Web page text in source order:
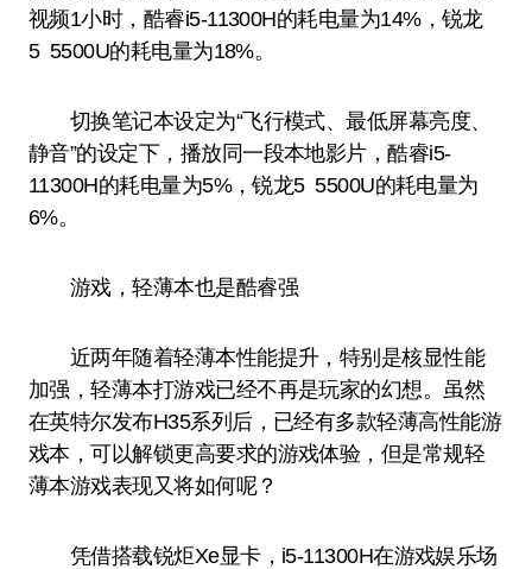
视频1小时，酷睿i5-11300H的耗电量为14%，锐龙
5 5500U的耗电量为18%。
切换笔记本设定为“飞行模式、最低屏幕亮度、
静音”的设定下，播放同一段本地影片，酷睿i5-
11300H的耗电量为5%，锐龙5 5500U的耗电量为
6%。
游戏，轻薄本也是酷睿强
近两年随着轻薄本性能提升，特别是核显性能
加强，轻薄本打游戏已经不再是玩家的幻想。虽然
在英特尔发布H35系列后，已经有多款轻薄高性能游
戏本，可以解锁更高要求的游戏体验，但是常规轻
薄本游戏表现又将如何呢？
凭借搭载锐炬Xe显卡，i5-11300H在游戏娱乐场